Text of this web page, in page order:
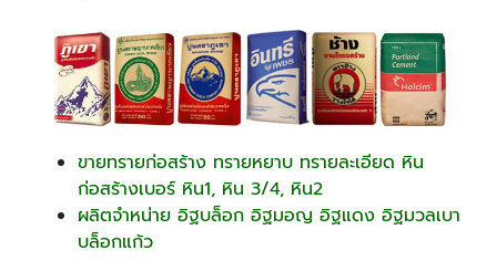
ขายทรายก่อสร้าง ทรายหยาบ ทรายละเอียด หิน
ก่อสร้างเบอร์ หิน1, หิน 3/4, หิน2
ผลิตจำหน่าย อิฐบล็อก อิฐมอญ อิฐแดง อิฐมวลเบา
บล็อกแก้ว